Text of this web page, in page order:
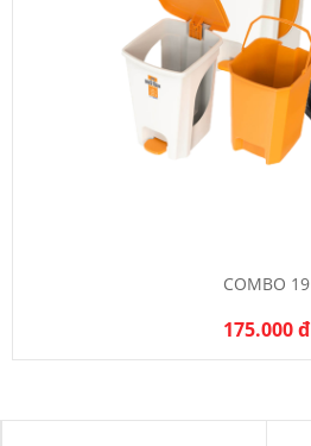
COMBO 19
175.000 đ